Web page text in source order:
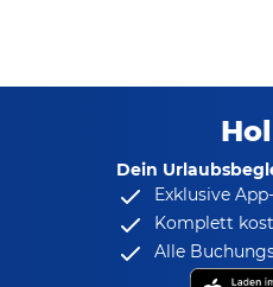
Dein
Exklusive
Komplett
Alle